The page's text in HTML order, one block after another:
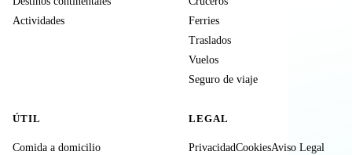
Actividades
Ferries
Traslados
Vuelos
Seguro de viaje
ÚTIL
Comida a domicilio
LEGAL
PrivacidadCookiesAviso Legal